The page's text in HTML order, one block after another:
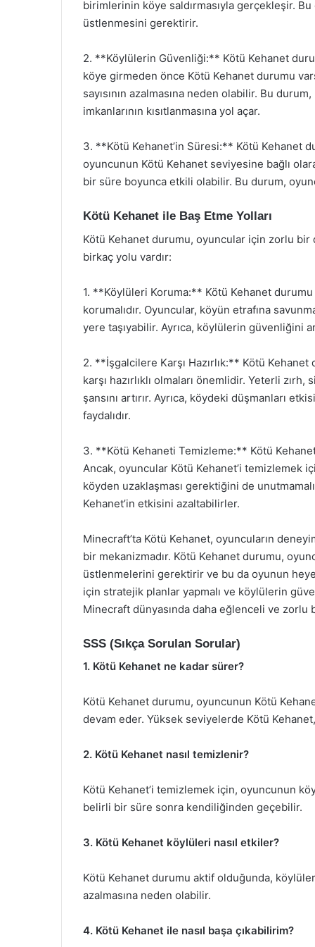
birimlerinin köye saldırmasıyla gerçekleşir.
üstlenmesini gerektirir.
2. **Köylülerin Güvenliği:** Kötü Kehanet
köye girmeden önce Kötü Kehanet durumu
sayısının azalmasına neden olabilir. Bu
imkanlarının kısıtlanmasına yol açar.
3. **Kötü Kehanet’in Süresi:** Kötü Kehanet
oyuncunun Kötü Kehanet seviyesine bağlı
bir süre boyunca etkili olabilir. Bu durum,
Kötü Kehanet ile Baş Etme Yolları
Kötü Kehanet durumu, oyuncular için zorlu bir
birkaç yolu vardır:
1. **Köylüleri Koruma:** Kötü Kehanet
korumalıdır. Oyuncular, köyün etrafına
yere taşıyabilir. Ayrıca, köylülerin güvenliğini
2. **İşgalcilere Karşı Hazırlık:** Kötü
karşı hazırlıklı olmaları önemlidir. Yeterli
şansını artırır. Ayrıca, köydeki düşmanları
faydalıdır.
3. **Kötü Kehaneti Temizleme:** Kötü
Ancak, oyuncular Kötü Kehanet’i temizlemek
köyden uzaklaşması gerektiğini de
Kehanet’in etkisini azaltabilirler.
Minecraft’ta Kötü Kehanet, oyuncuların
bir mekanizmadır. Kötü Kehanet durumu,
üstlenmelerini gerektirir ve bu da oyunun
için stratejik planlar yapmalı ve köylülerin
Minecraft dünyasında daha eğlenceli ve zorlu
SSS (Sıkça Sorulan Sorular)
1. Kötü Kehanet ne kadar sürer?
Kötü Kehanet durumu, oyuncunun Kötü
devam eder. Yüksek seviyelerde Kötü
2. Kötü Kehanet nasıl temizlenir?
Kötü Kehanet’i temizlemek için, oyuncunun
belirli bir süre sonra kendiliğinden geçebilir.
3. Kötü Kehanet köylüleri nasıl etkiler?
Kötü Kehanet durumu aktif olduğunda,
azalmasına neden olabilir.
4. Kötü Kehanet ile nasıl başa çıkabilirim?